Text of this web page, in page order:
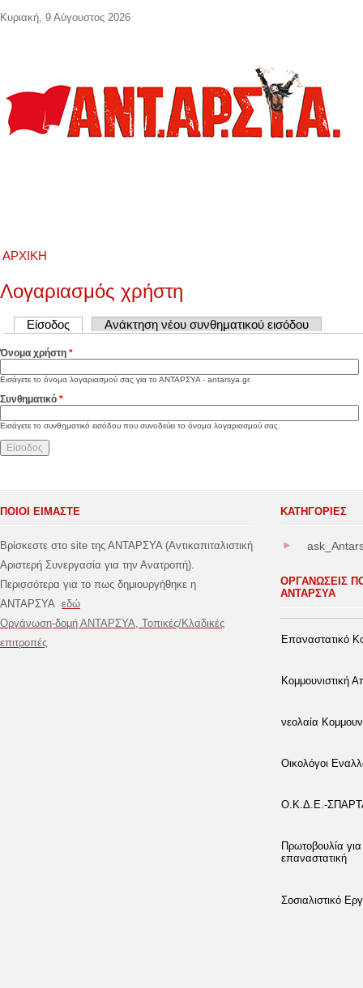
ΑΡΧΙΚΉ
Λογαριασμός χρήστη
Πρωτεύουσες καρτέλες
Είσοδος (ενεργή καρτέλα)
Ανάκτηση νέου συνθηματικού εισόδου
Όνομα χρήστη *
Εισάγετε το όνομα λογαριασμού σας για το ΑΝΤΑΡΣΥΑ - antarsya.gr.
Συνθηματικό *
Εισάγετε το συνθηματικό εισόδου που συνοδεύει το όνομα λογαριασμού σας.
Κυριακή, 9 Αύγουστος 2026
ΠΟΙΟΙ ΕΙΜΑΣΤΕ
Βρίσκεστε στο site της ΑΝΤΑΡΣΥΑ (Αντικαπιταλιστική
Αριστερή Συνεργασία για την Ανατροπή).
Περισσότερα για το πως δημιουργήθηκε η
ΑΝΤΑΡΣΥΑ εδώ
Οργάνωση-δομή ΑΝΤΑΡΣΥΑ, Τοπικές/Κλαδικές
επιτροπές
ΚΑΤΗΓΟΡΊΕΣ
ΟΡΓΑΝΩΣΕΙΣ
ΑΝΤΑΡΣΥΑ
Επαναστατικό
Κομμουνιστική
νεολαία
Οικολόγοι
Ο.Κ.Δ.Ε.-
Πρωτοβουλία
επαναστατική
Σοσιαλιστικό